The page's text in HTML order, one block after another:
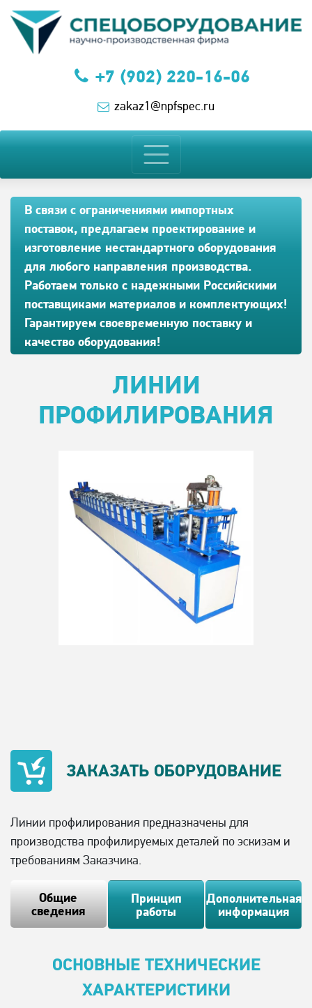
+7 (902) 220-16-06
zakaz1@npfspec.ru
В связи с ограничениями импортных
поставок, предлагаем проектирование и
изготовление нестандартного оборудования
для любого направления производства.
Работаем только с надежными Российскими
поставщиками материалов и комплектующих!
Гарантируем своевременную поставку и
качество оборудования!
ЛИНИИ
ПРОФИЛИРОВАНИЯ
ЗАКАЗАТЬ ОБОРУДОВАНИЕ
Линии профилирования предназначены для
производства профилируемых деталей по эскизам и
требованиям Заказчика.
Общие
сведения
Принцип
работы
Дополнительная
информация
ОСНОВНЫЕ ТЕХНИЧЕСКИЕ
ХАРАКТЕРИСТИКИ